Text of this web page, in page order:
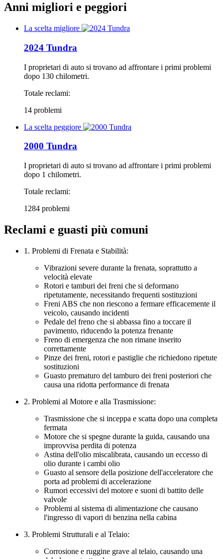
Anni migliori e peggiori
La scelta migliore
2024 Tundra
I proprietari di auto si trovano ad affrontare i primi problemi
dopo 130 chilometri.
Totale reclami:
14 problemi
La scelta peggiore
2000 Tundra
I proprietari di auto si trovano ad affrontare i primi problemi
dopo 1 chilometri.
Totale reclami:
1284 problemi
Reclami e guasti più comuni
1. Problemi di Frenata e Stabilità:
Vibrazioni severe durante la frenata, soprattutto a
velocità elevate
Rotori e tamburi dei freni che si deformano
ripetutamente, necessitando frequenti sostituzioni
Freni ABS che non riescono a fermare efficacemente il
veicolo, causando incidenti
Pedale del freno che si abbassa fino a toccare il
pavimento, riducendo la potenza frenante
Freno di emergenza che non rimane inserito
correttamente
Pinze dei freni, rotori e pastiglie che richiedono ripetute
sostituzioni
Guasto prematuro del tamburo dei freni posteriori che
causa una ridotta performance di frenata
2. Problemi al Motore e alla Trasmissione:
Trasmissione che si inceppa e scatta dopo una completa
fermata
Motore che si spegne durante la guida, causando una
improvvisa perdita di potenza
Astina dell'olio miscalibrata, causando un eccesso di
olio durante i cambi olio
Guasto al sensore della posizione dell'acceleratore che
porta ad problemi di accelerazione
Rumori eccessivi del motore e suoni di battito delle
valvole
Problemi al sistema di alimentazione che causano
l'ingresso di vapori di benzina nella cabina
3. Problemi Strutturali e al Telaio:
Corrosione e ruggine grave al telaio, causando una